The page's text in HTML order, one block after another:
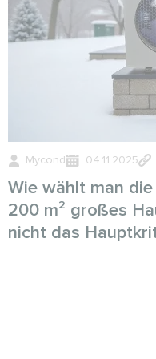
Mycond 04.11.2025
Wie wählt man
200 m² großes
nicht das